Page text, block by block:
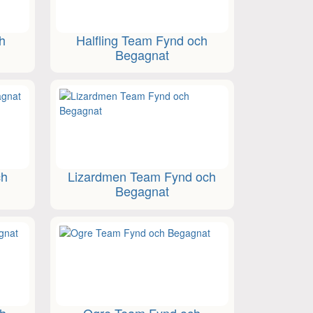
Halfling Team Fynd och
Begagnat
Lizardmen Team Fynd och
Begagnat